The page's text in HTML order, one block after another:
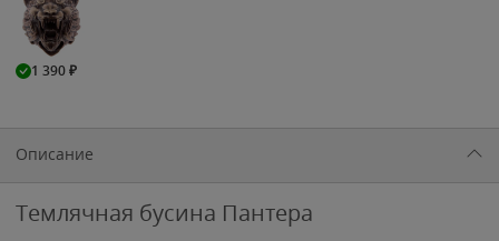
1 390₽
Описание
Темлячная бусина Пантера